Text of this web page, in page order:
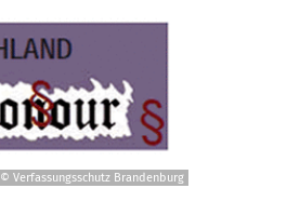
© Verfassungsschutz Brandenburg